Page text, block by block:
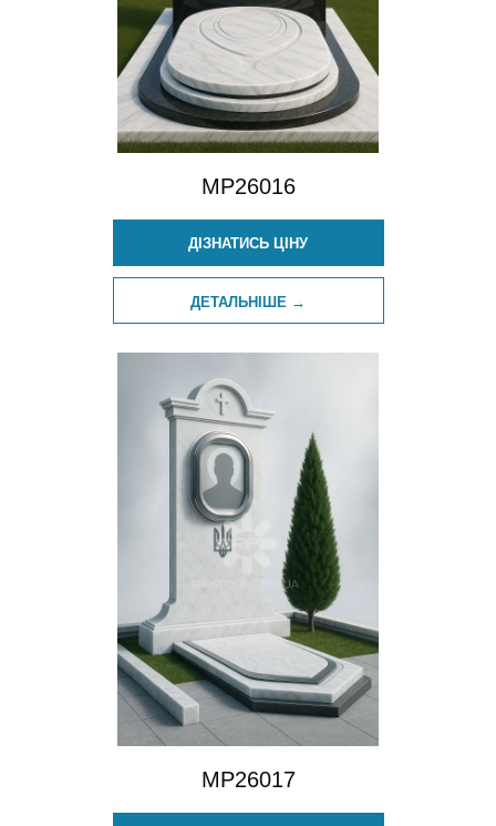
MP26016
ДІЗНАТИСЬ ЦІНУ
ДЕТАЛЬНІШЕ →
MP26017